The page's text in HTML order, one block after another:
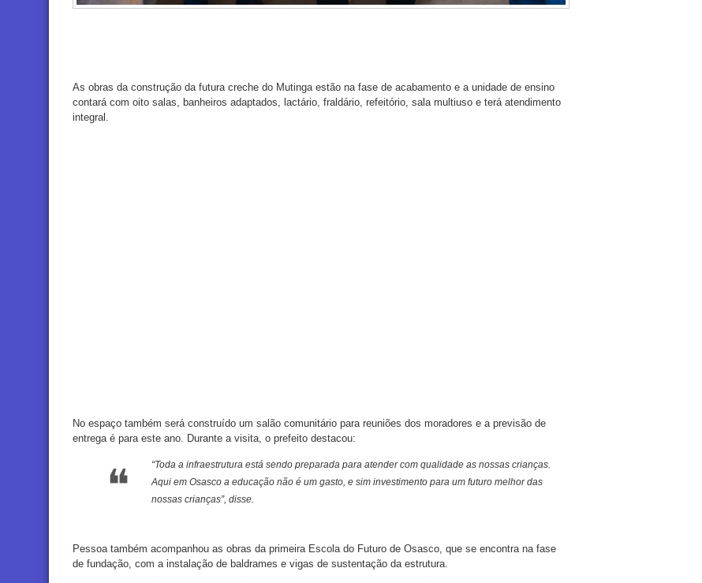
As obras da construção da futura creche do Mutinga estão na fase de acabamento e a unidade de ensino
contará com oito salas, banheiros adaptados, lactário, fraldário, refeitório, sala multiuso e terá atendimento
integral.
No espaço também será construído um salão comunitário para reuniões dos moradores e a previsão de
entrega é para este ano. Durante a visita, o prefeito destacou:
“Toda a infraestrutura está sendo preparada para atender com qualidade as nossas crianças.
Aqui em Osasco a educação não é um gasto, e sim investimento para um futuro melhor das
nossas crianças”, disse.
Pessoa também acompanhou as obras da primeira Escola do Futuro de Osasco, que se encontra na fase
de fundação, com a instalação de baldrames e vigas de sustentação da estrutura.